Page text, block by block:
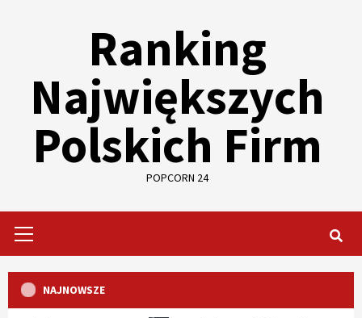
Ranking
Największych
Polskich Firm
POPCORN 24
Menu
NAJNOWSZE